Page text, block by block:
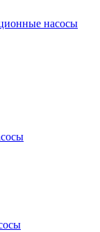
насосы